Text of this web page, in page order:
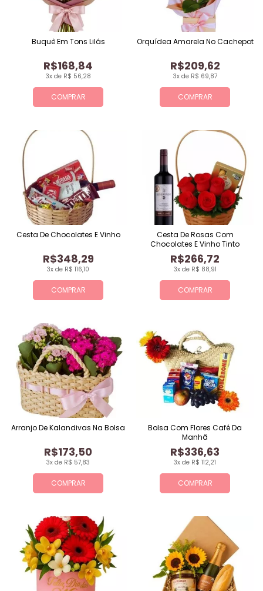
COMPRAR
3x de R$ 56,28
R$168,84
Buquê Em Tons Lilás
COMPRAR
3x de R$ 69,87
R$209,62
Orquídea Amarela No Cachepot
COMPRAR
3x de R$ 116,10
R$348,29
Cesta De Chocolates E Vinho
COMPRAR
3x de R$ 88,91
R$266,72
Cesta De Rosas Com
Chocolates E Vinho Tinto
COMPRAR
3x de R$ 57,83
R$173,50
Arranjo De Kalandivas Na Bolsa
COMPRAR
3x de R$ 112,21
R$336,63
Bolsa Com Flores Café Da
Manhã